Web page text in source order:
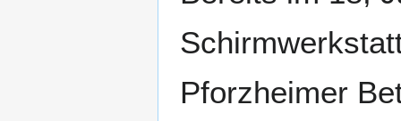
Pforzheimer